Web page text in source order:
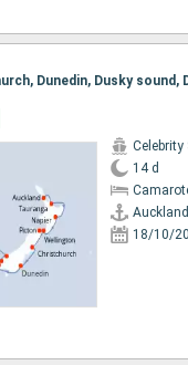
Celebrity
14 d
Auckland
18/10/